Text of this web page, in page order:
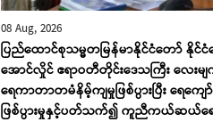
08 Aug, 2026
ပြည်ထောင်စုသမ္မတမြန်မာနိုင်ငံတော် နိုင်ငံ
အောင်လှိုင် ဧရာဝတီတိုင်းဒေသကြီး လေးမျ
ရေကာတာတမံနိမ့်ကျမှုဖြစ်ပွားပြီး ရေကျေ
ဖြစ်ပွားမှုနှင့်ပတ်သက်၍ ကူညီကယ်ဆယ်ရေ